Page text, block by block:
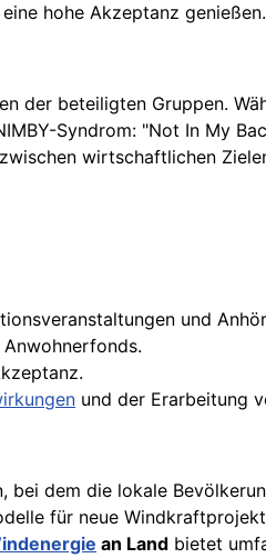
hohe Akzeptanz genießen.
der beteiligten Gruppen.
Syndrom: "Not In My
wirtschaftlichen
und
und der Erarbeitung
bei dem die lokale
für neue
an Land bietet